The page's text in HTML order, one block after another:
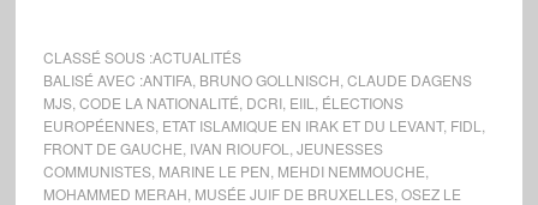
CLASSÉ SOUS :ACTUALITÉS
BALISÉ AVEC :ANTIFA, BRUNO GOLLNISCH CLAUDE DAGENS
MJS, CODE LA NATIONALITÉ DCRI, EIIL
ÉLECTIONS
EUROPÉENNES, ETAT ISLAMIQUE EN IRAK ET DU LEVANT, FIDL
FRONT DE GAUCHE IVAN RIOUFOL
JEUNESSES
COMMUNISTES, MARINE LE PEN MEHDI NEMMOUCHE
MOHAMMED MERAH MUSÉE JUIF DE BRUXELLES, OSEZ LE